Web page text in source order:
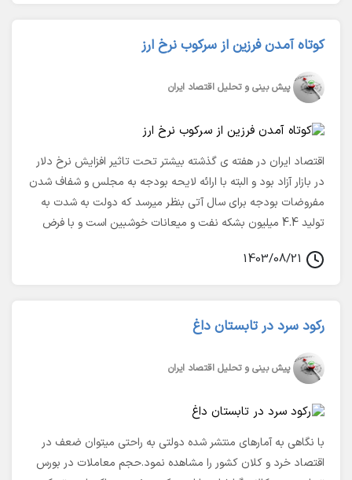
کوتاه آمدن فرزین از سرکوب نرخ ارز
پیش بینی و تحلیل اقتصاد ایران
اقتصاد ایران در هفته ی گذشته بیشتر تحت تاثیر افزایش نرخ دلار
در بازار آزاد بود و البته با ارائه لایحه بودجه به مجلس و شفاف شدن
مفروضات بودجه برای سال آتی بنظر میرسد که دولت به شدت به
تولید 4.4 میلیون بشکه نفت و میعانات خوشبین است و با فرض
بسیار جدی برای آینده ی بازار ها در ایران ببینیم. هم زمان بنظر بانک
نیما را برای کالاهای اساسی تر انجام دهد و صحبت از جایگزینی بازار
ارز توافقی با بازار نیما میکند.
1403/08/21
رکود سرد در تابستان داغ
پیش بینی و تحلیل اقتصاد ایران
با نگاهی به آمارهای منتشر شده دولتی به راحتی میتوان ضعف در
اقتصاد خرد و کلان کشور را مشاهده نمود.حجم معاملات در بورس